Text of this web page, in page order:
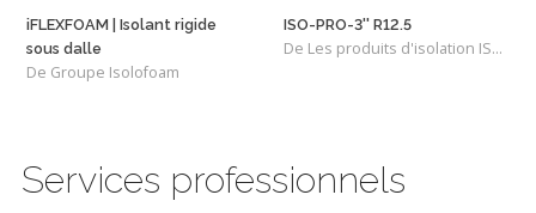
iFLEXFOAM | Isolant rigide
sous dalle
De Groupe Isolofoam
ISO-PRO-3'' R12.5
De Les produits d'isolation ISOLEED INC.
Services professionnels